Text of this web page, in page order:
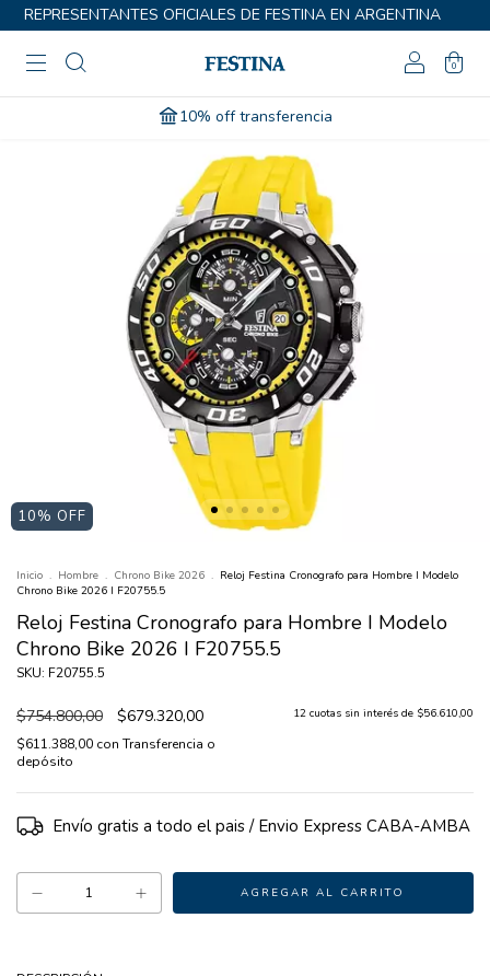
REPRESENTANTES OFICIALES DE FESTINA EN ARGENTINA
0
10% off transferencia
10% OFF
Inicio . Hombre . Chrono Bike 2026 . Reloj Festina Cronografo para Hombre I Modelo
Chrono Bike 2026 I F20755.5
Reloj Festina Cronografo para Hombre I Modelo
Chrono Bike 2026 I F20755.5
SKU: F20755.5
$754.800,00 $679.320,00
$611.388,00 con Transferencia o
depósito
12 cuotas sin interés de $56.610,00
Envío gratis